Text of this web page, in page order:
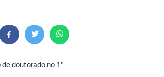
doutorado no 1º